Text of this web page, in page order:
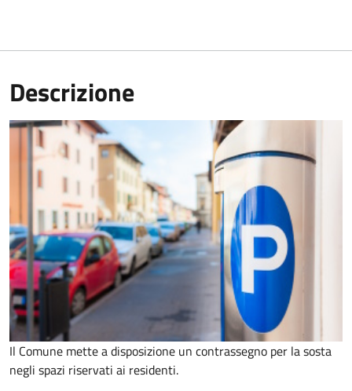
Descrizione
Il Comune mette a disposizione un contrassegno per la sosta
negli spazi riservati ai residenti.